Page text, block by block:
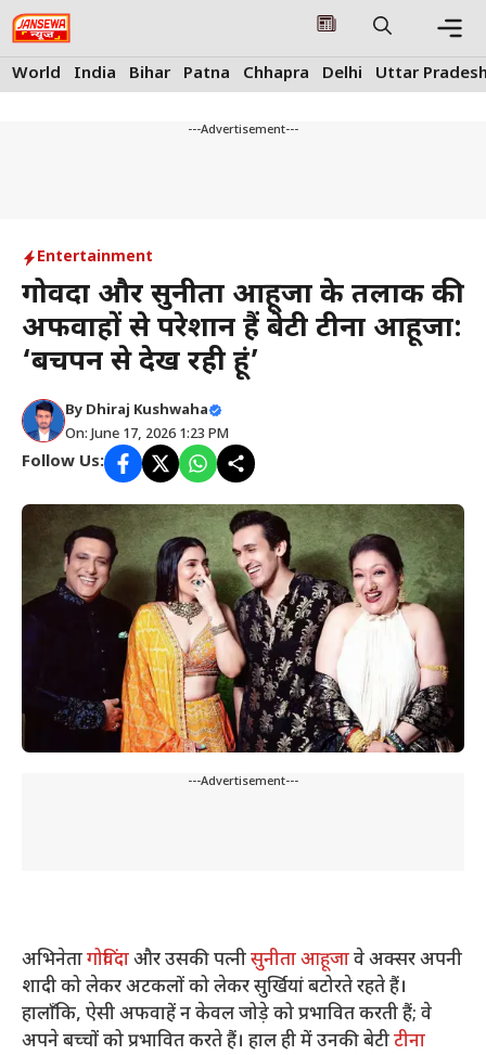
Skip
to
content
World India Bihar Patna Chhapra Delhi Uttar
---Advertisement---
Entertainment
गोविंदा और सुनीता आहूजा के तलाक की
अफवाहों से परेशान हैं बेटी टीना आहूजा:
‘बचपन से देख रही हूं’
By Dhiraj Kushwaha
On: June 17, 2026 1:23 PM
Follow Us:
---Advertisement---
अभिनेतागोविंदाऔर उसकी पत्नीसुनीता आहूजावे अक्सर अपनी
शादी को लेकर अटकलों को लेकर सुर्खियां बटोरते रहते हैं।
हालाँकि, ऐसी अफवाहें न केवल जोड़े को प्रभावित करती हैं; वे
अपने बच्चों को प्रभावित करते हैं। हाल ही में उनकी बेटीटीना